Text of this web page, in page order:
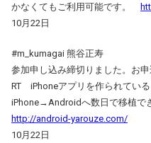
かなくてもご利用可能です。
10月22日
#m_kumagai 熊谷正寿
参加申し込み締切りました。お
RT iPhoneアプリを作られている
iPhone→Androidへ数日で移植で
http://android-yarouze.com/
10月22日